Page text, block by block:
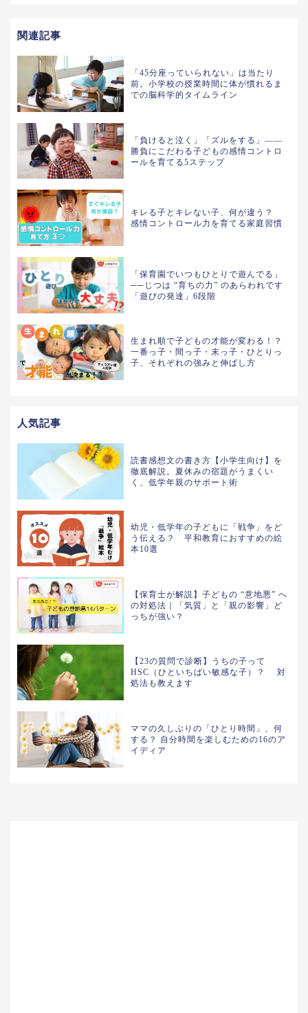
関連記事
「45分座っていられない」は当たり
前。小学校の授業時間に体が慣れるま
での脳科学的タイムライン
「負けると泣く」「ズルをする」——
勝負にこだわる子どもの感情コントロ
ールを育てる5ステップ
キレる子とキレない子、何が違う？
感情コントロール力を育てる家庭習慣
「保育園でいつもひとりで遊んでる」
──じつは “育ちの力” のあらわれです
「遊びの発達」6段階
生まれ順で子どもの才能が変わる！？
一番っ子・間っ子・末っ子・ひとりっ
子、それぞれの強みと伸ばし方
人気記事
読書感想文の書き方【小学生向け】を
徹底解説。夏休みの宿題がうまくい
く、低学年親のサポート術
幼児・低学年の子どもに「戦争」をど
う伝える？ 平和教育におすすめの絵
本10選
【保育士が解説】子どもの “意地悪” へ
の対処法｜「気質」と「親の影響」ど
っちが強い？
【23の質問で診断】うちの子って
HSC（ひといちばい敏感な子）？ 対
処法も教えます
ママの久しぶりの「ひとり時間」、何
する？ 自分時間を楽しむための16のア
イディア